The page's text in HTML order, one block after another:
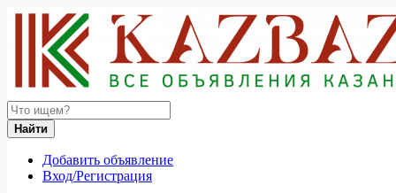
Найти
Добавить объявление
Вход/Регистрация
Россия
Транспортные средства
Отдам даром